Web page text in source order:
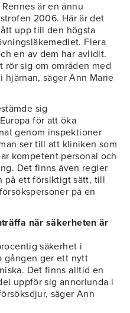
är en ännu
2006. Här är det
upp till den högsta
Flera
en av dem har avlidit.
sig om områden med
säger Ann Marie
sig
för att öka
genom inspektioner
ser till att kliniken som
kompetent personal och
Det finns även regler
på ett försiktigt sätt, till
på en
när säkerheten är
säkerhet i
gången ger ett nytt
Det finns alltid en
uppför sig annorlunda i
säger Ann